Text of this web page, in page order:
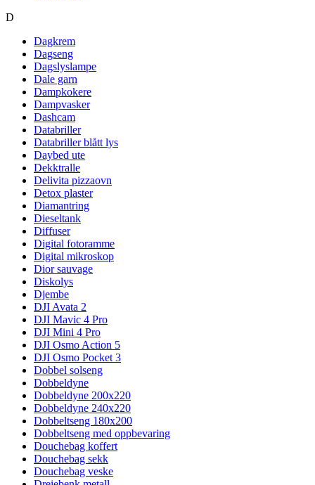
D
Dagkrem
Dagseng
Dagslyslampe
Dale garn
Dampkokere
Dampvasker
Dashcam
Databriller
Databriller blått lys
Daybed ute
Dekktralle
Delivita pizzaovn
Detox plaster
Diamantring
Dieseltank
Diffuser
Digital fotoramme
Digital mikroskop
Dior sauvage
Diskolys
Djembe
DJI Avata 2
DJI Mavic 4 Pro
DJI Mini 4 Pro
DJI Osmo Action 5
DJI Osmo Pocket 3
Dobbel solseng
Dobbeldyne
Dobbeldyne 200x220
Dobbeldyne 240x220
Dobbeltseng 180x200
Dobbeltseng med oppbevaring
Douchebag koffert
Douchebag sekk
Douchebag veske